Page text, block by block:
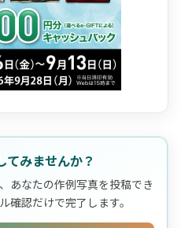
てみませんか？
あなたの作例写真を投稿でき
確認だけで完了します。